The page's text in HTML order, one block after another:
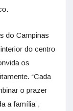
do Campinas
do centro
os
“Cada
o prazer
a família”,